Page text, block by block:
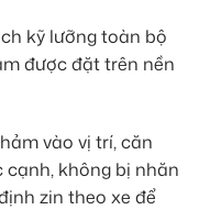
kỹ lưỡng toàn bộ
được đặt trên nền
vào vị trí, căn
không bị nhăn
zin theo xe để